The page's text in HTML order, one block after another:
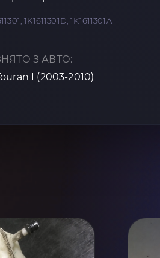
1K1611301D, 1K1611301A
З АВТО:
I (2003-2010)